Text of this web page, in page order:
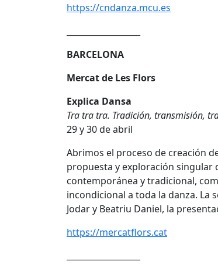
https://cndanza.mcu.es
BARCELONA
Mercat de Les Flors
Explica Dansa
Tra tra tra. Tradición, transmisión,
29 y 30 de abril
Abrimos el proceso de creación
propuesta y exploración singular
contemporánea y tradicional,
incondicional a toda la danza. La
Jodar y Beatriu Daniel, la
https://mercatflors.cat